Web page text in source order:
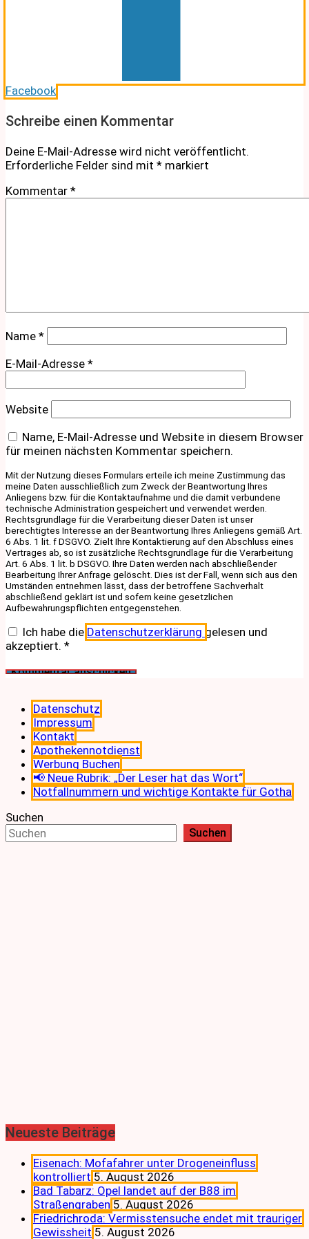
Facebook
Schreibe einen Kommentar
Deine E-Mail-Adresse wird nicht veröffentlicht.
Erforderliche Felder sind mit * markiert
Kommentar *
Name *
E-Mail-Adresse *
Website
Name, E-Mail-Adresse und Website in diesem Browser
für meinen nächsten Kommentar speichern.
Mit der Nutzung dieses Formulars erteile ich meine Zustimmung das
meine Daten ausschließlich zum Zweck der Beantwortung Ihres
Anliegens bzw. für die Kontaktaufnahme und die damit verbundene
technische Administration gespeichert und verwendet werden.
Rechtsgrundlage für die Verarbeitung dieser Daten ist unser
berechtigtes Interesse an der Beantwortung Ihres Anliegens gemäß Art.
6 Abs. 1 lit. f DSGVO. Zielt Ihre Kontaktierung auf den Abschluss eines
Vertrages ab, so ist zusätzliche Rechtsgrundlage für die Verarbeitung
Art. 6 Abs. 1 lit. b DSGVO. Ihre Daten werden nach abschließender
Bearbeitung Ihrer Anfrage gelöscht. Dies ist der Fall, wenn sich aus den
Umständen entnehmen lässt, dass der betroffene Sachverhalt
abschließend geklärt ist und sofern keine gesetzlichen
Aufbewahrungspflichten entgegenstehen.
Ich habe die Datenschutzerklärung gelesen und
akzeptiert. *
Datenschutz
Impressum
Kontakt
Apothekennotdienst
Werbung Buchen
📢 Neue Rubrik: „Der Leser hat das Wort“
Notfallnummern und wichtige Kontakte für Gotha
Suchen
Suchen
Neueste Beiträge
Eisenach: Mofafahrer unter Drogeneinfluss
kontrolliert 5. August 2026
Bad Tabarz: Opel landet auf der B88 im
Straßengraben 5. August 2026
Friedrichroda: Vermisstensuche endet mit trauriger
Gewissheit 5. August 2026